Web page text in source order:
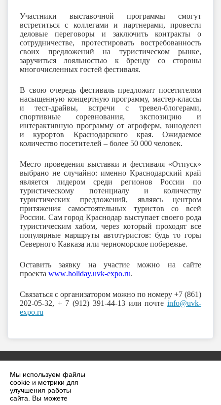
Мы используем файлы
cookie и метрики для
улучшения работы
сайта. Вы можете
Участники выставочной программы смогут
встретиться с коллегами и партнерами, провести
деловые переговоры и заключить контракты о
сотрудничестве, протестировать востребованность
своих предложений на туристическом рынке,
заручиться лояльностью к бренду со стороны
многочисленных гостей фестиваля.
В свою очередь фестиваль предложит посетителям
насыщенную концертную программу, мастер-классы
и тест-драйвы, встречи с тревел-блогерами,
спортивные соревнования, экспозицию и
интерактивную программу от агроферм, виноделен
и курортов Краснодарского края. Ожидаемое
количество посетителей – более 50 000 человек.
Место проведения выставки и фестиваля «Отпуск»
выбрано не случайно: именно Краснодарский край
является лидером среди регионов России по
туристическому потенциалу и количеству
туристических предложений, являясь центром
притяжения самостоятельных туристов со всей
России. Сам город Краснодар выступает своего рода
туристическим хабом, через который проходят все
популярные маршруты автотуристов: будь то горы
Северного Кавказа или черноморское побережье.
Оставить заявку на участие можно на сайте
проекта www.holiday.uvk-expo.ru.
Связаться с организатором можно по номеру +7 (861)
202-05-32, + 7 (912) 391-44-13 или почте info@uvk-
expo.ru